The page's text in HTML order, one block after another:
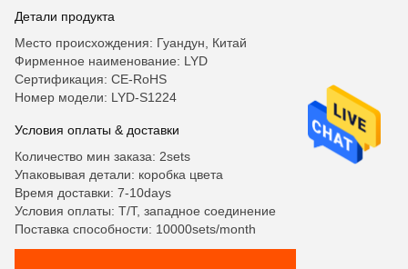
Детали продукта
Место происхождения: Гуандун, Китай
Фирменное наименование: LYD
Сертификация: CE-RoHS
Номер модели: LYD-S1224
Условия оплаты & доставки
Количество мин заказа: 2sets
Упаковывая детали: коробка цвета
Время доставки: 7-10days
Условия оплаты: T/T, западное соединение
Поставка способности: 10000sets/month